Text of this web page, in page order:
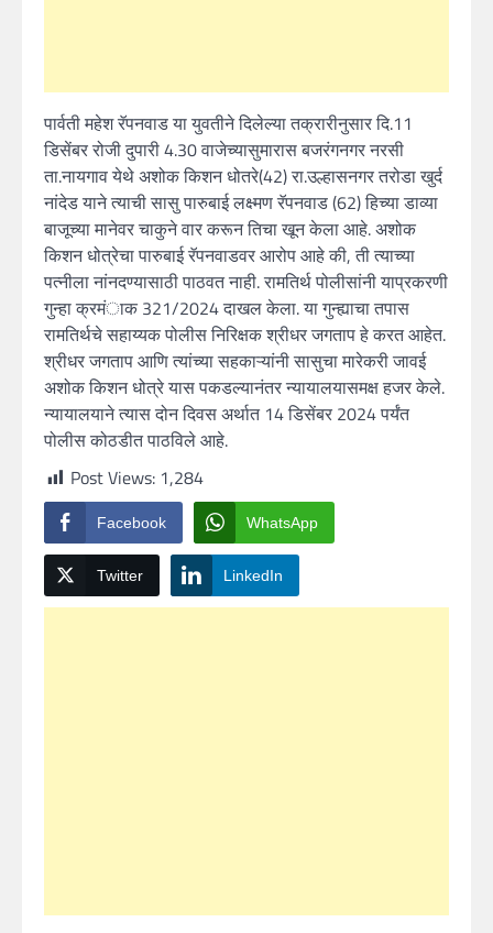
पार्वती महेश रॅपनवाड या युवतीने दिलेल्या तक्रारीनुसार दि.11
डिसेंबर रोजी दुपारी 4.30 वाजेच्यासुमारास बजरंगनगर नरसी
ता.नायगाव येथे अशोक किशन धोतरे(42) रा.उल्हासनगर तरोडा खुर्द
नांदेड याने त्याची सासु पारुबाई लक्ष्मण रॅपनवाड (62) हिच्या डाव्या
बाजूच्या मानेवर चाकुने वार करून तिचा खून केला आहे. अशोक
किशन धोत्रेचा पारुबाई रॅपनवाडवर आरोप आहे की, ती त्याच्या
पत्नीला नांनदण्यासाठी पाठवत नाही. रामतिर्थ पोलीसांनी याप्रकरणी
गुन्हा क्रमंाक 321/2024 दाखल केला. या गुन्ह्याचा तपास
रामतिर्थचे सहाय्यक पोलीस निरिक्षक श्रीधर जगताप हे करत आहेत.
श्रीधर जगताप आणि त्यांच्या सहकाऱ्यांनी सासुचा मारेकरी जावई
अशोक किशन धोत्रे यास पकडल्यानंतर न्यायालयासमक्ष हजर केले.
न्यायालयाने त्यास दोन दिवस अर्थात 14 डिसेंबर 2024 पर्यंत
पोलीस कोठडीत पाठविले आहे.
Post Views: 1,284
Facebook WhatsApp
Twitter LinkedIn